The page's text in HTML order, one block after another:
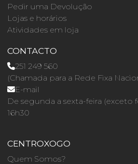
Pedir uma Devolução
Lojas e horários
Atividades em loja
CONTACTO
251 249 560
(Chamada para a Rede Fixa
E-mail
De segunda a sexta-feira (exceto
16h30
CENTROXOGO
Quem Somos?